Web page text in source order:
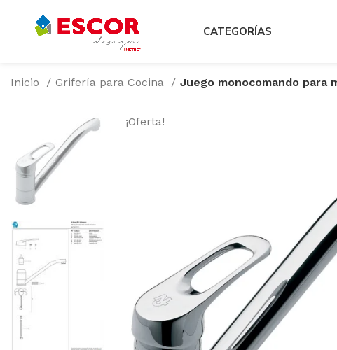
CATEGORÍAS
Inicio Grifería para Cocina Juego monocomando para
¡Oferta!